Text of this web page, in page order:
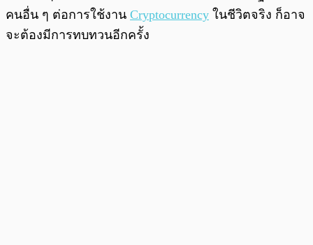
คนอื่น ๆ ต่อการใช้งาน Cryptocurrency ในชีวิตจริง ก็อาจ
จะต้องมีการทบทวนอีกครั้ง